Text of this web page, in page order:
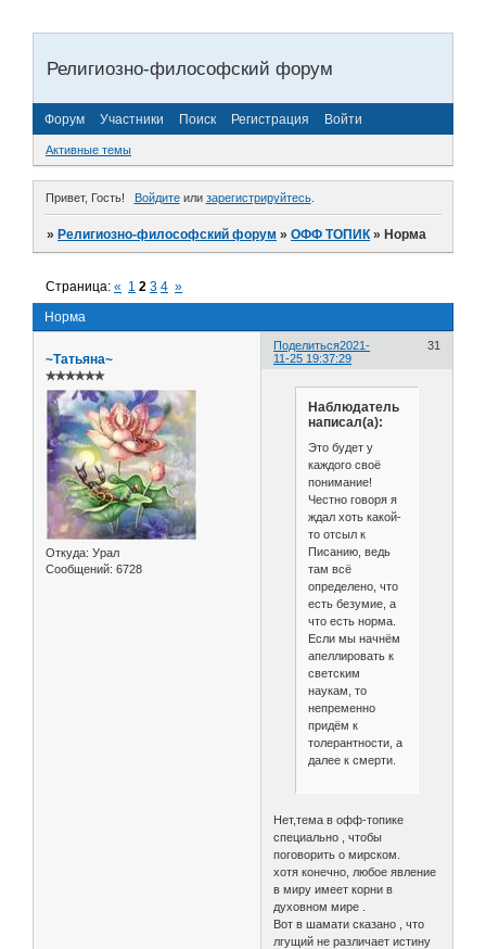
Религиозно-философский форум
Форум Участники Поиск Регистрация Войти
Активные темы
Привет, Гость! Войдитеили зарегистрируйтесь.
»Религиозно-философский форум »ОФФ ТОПИК »Норма
Норма
Страница:« 1 2 3 4 »
Поделиться 31
2021-
11-25 19:37:29
~Татьяна~
✯✯✯✯✯✯
Откуда: Урал
Сообщений: 6728
Наблюдатель
написал(а):
Это будет у
каждого своё
понимание!
Честно говоря я
ждал хоть какой-
то отсыл к
Писанию, ведь
там всё
определено, что
есть безумие, а
что есть норма.
Если мы начнём
апеллировать к
светским
наукам, то
непременно
придём к
толерантности, а
далее к смерти.
Нет,тема в офф-топике
специально , чтобы
поговорить о мирском.
хотя конечно, любое явление
в миру имеет корни в
духовном мире .
Вот в шамати сказано , что
лгущий не различает истину